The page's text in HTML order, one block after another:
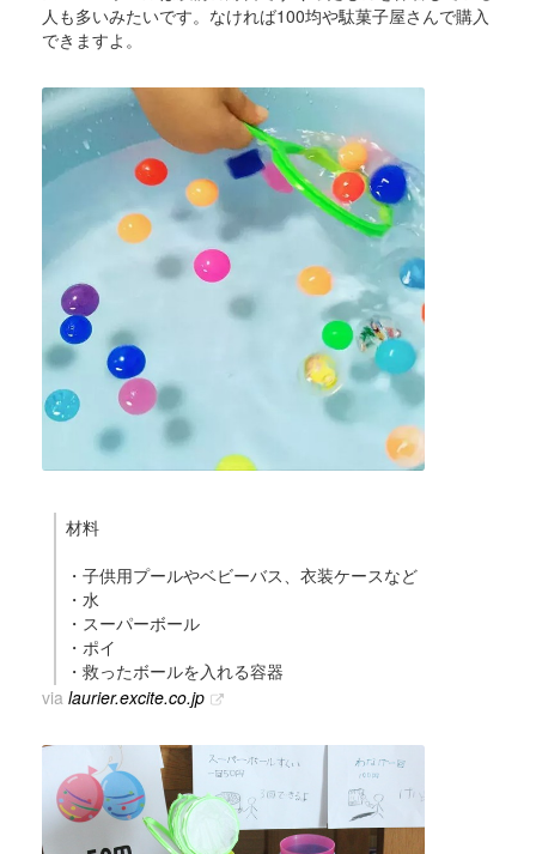
人も多いみたいです。なければ100均や駄菓子屋さんで購入
できますよ。
材料
・子供用プールやベビーバス、衣装ケースなど
・水
・スーパーボール
・ポイ
・救ったボールを入れる容器
via laurier.excite.co.jp